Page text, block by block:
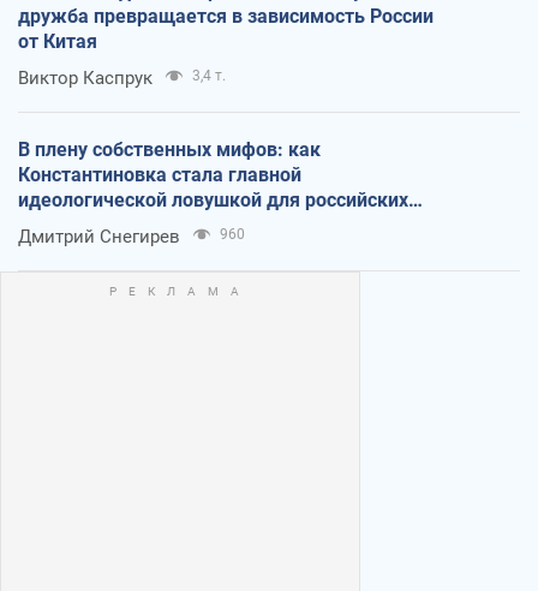
дружба превращается в зависимость России
от Китая
Виктор Каспрук 3,4 т.
В плену собственных мифов: как
Константиновка стала главной
идеологической ловушкой для российских
оккупантов
Дмитрий Снегирев 960